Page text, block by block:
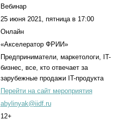
Вебинар
25 июня 2021, пятница в 17:00
Онлайн
«Акселератор ФРИИ»
Предприниматели, маркетологи, IT-
бизнес, все, кто отвечает за
зарубежные продажи IT-продукта
Перейти на сайт мероприятия
abylinyak@iidf.ru
12+